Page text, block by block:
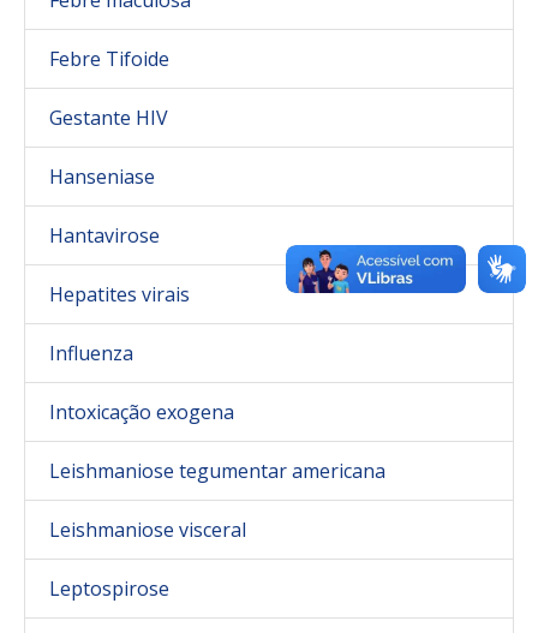
Febre Tifoide
Gestante HIV
Hanseniase
Hantavirose
Hepatites virais
Influenza
Intoxicação exogena
Leishmaniose tegumentar americana
Leishmaniose visceral
Leptospirose